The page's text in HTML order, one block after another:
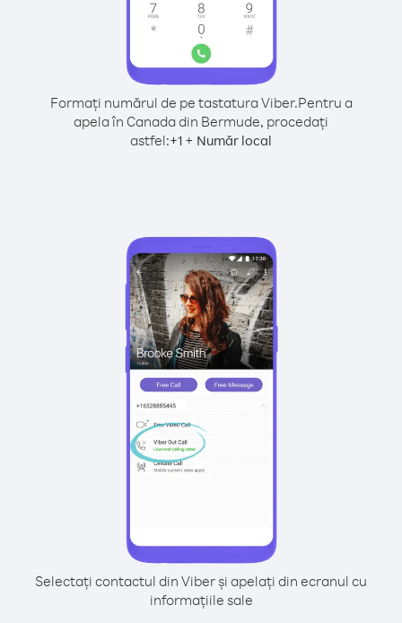
Formați numărul de pe tastatura Viber.Pentru a
apela în Canada din Bermude, procedați
astfel:+1 + Număr local
Selectați contactul din Viber și apelați din ecranul cu
informațiile sale